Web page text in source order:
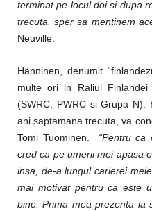
terminat pe locul doi si dupa
trecuta, sper sa mentinem
Neuville.
Hänninen, denumit
multe ori in Raliul
(SWRC, PWRC si Grupa
ani saptamana trecuta, va
Tomi Tuominen. “Pentru
cred ca pe umerii mei apasa
insa, de-a lungul carierei
mai motivat pentru ca este
bine. Prima mea prezenta la